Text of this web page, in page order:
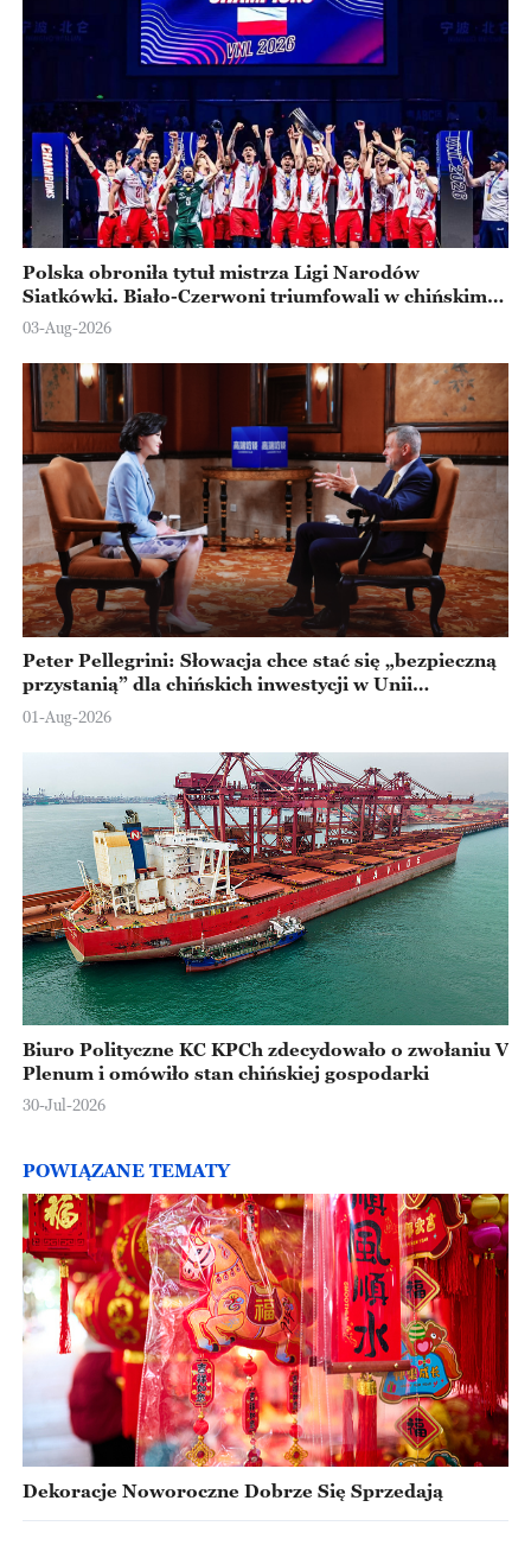
Polska obroniła tytuł mistrza Ligi Narodów
Siatkówki. Biało-Czerwoni triumfowali w chińskim
Ningbo
03-Aug-2026
Peter Pellegrini: Słowacja chce stać się „bezpieczną
przystanią” dla chińskich inwestycji w Unii
Europejskiej
01-Aug-2026
Biuro Polityczne KC KPCh zdecydowało o zwołaniu V
Plenum i omówiło stan chińskiej gospodarki
30-Jul-2026
POWIĄZANE TEMATY
Dekoracje Noworoczne Dobrze Się Sprzedają